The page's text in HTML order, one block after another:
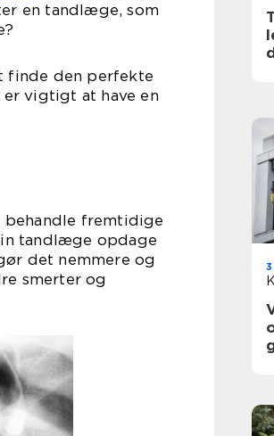
en tandlæge, som
finde den perfekte
vigtigt at have en
fremtidige
tandlæge opdage
det nemmere og
smerter og